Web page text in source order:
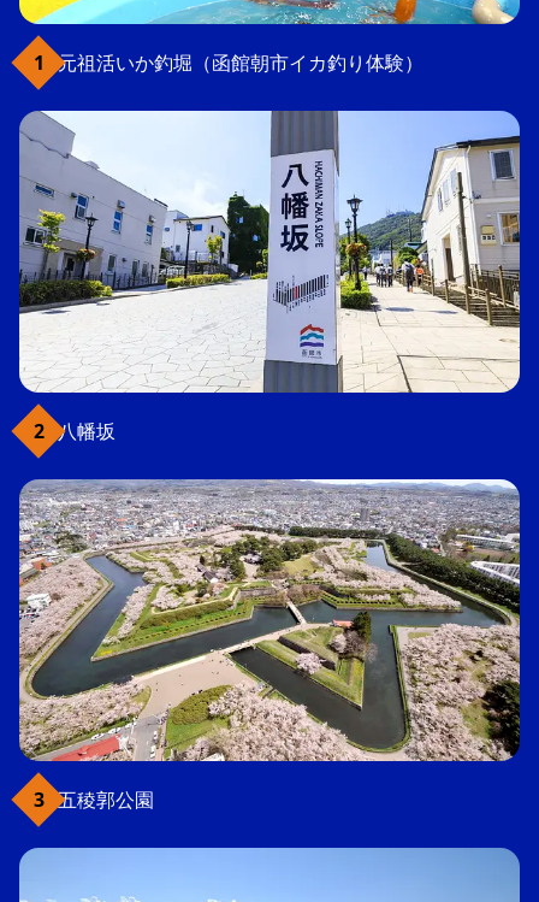
元祖活いか釣堀（函館朝市イカ釣り体験）
八幡坂
五稜郭公園